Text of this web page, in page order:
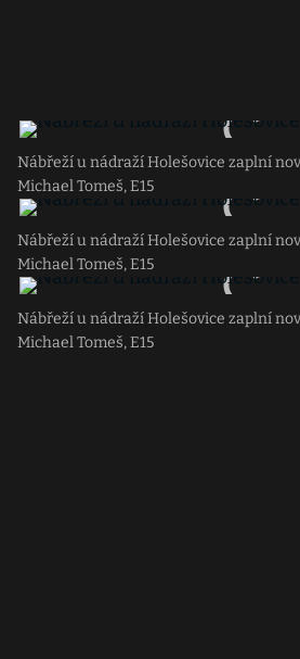
Nábřeží u nádraží Holešovice zaplní
Michael Tomeš, E15
Nábřeží u nádraží Holešovice zaplní
Michael Tomeš, E15
Nábřeží u nádraží Holešovice zaplní
Michael Tomeš, E15